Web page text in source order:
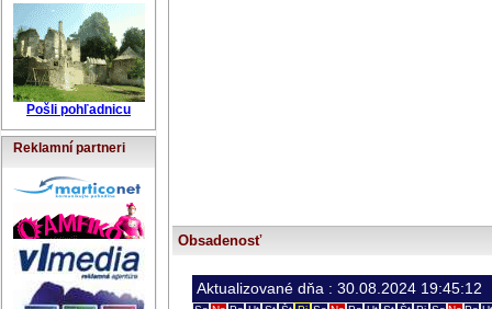
Pošli pohľadnicu
Reklamní partneri
Obsadenosť